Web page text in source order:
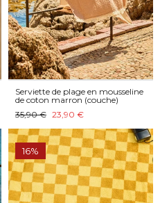
Serviette de plage en mousseline
de coton marron (couche)
35,90 € 23,90 €
16%